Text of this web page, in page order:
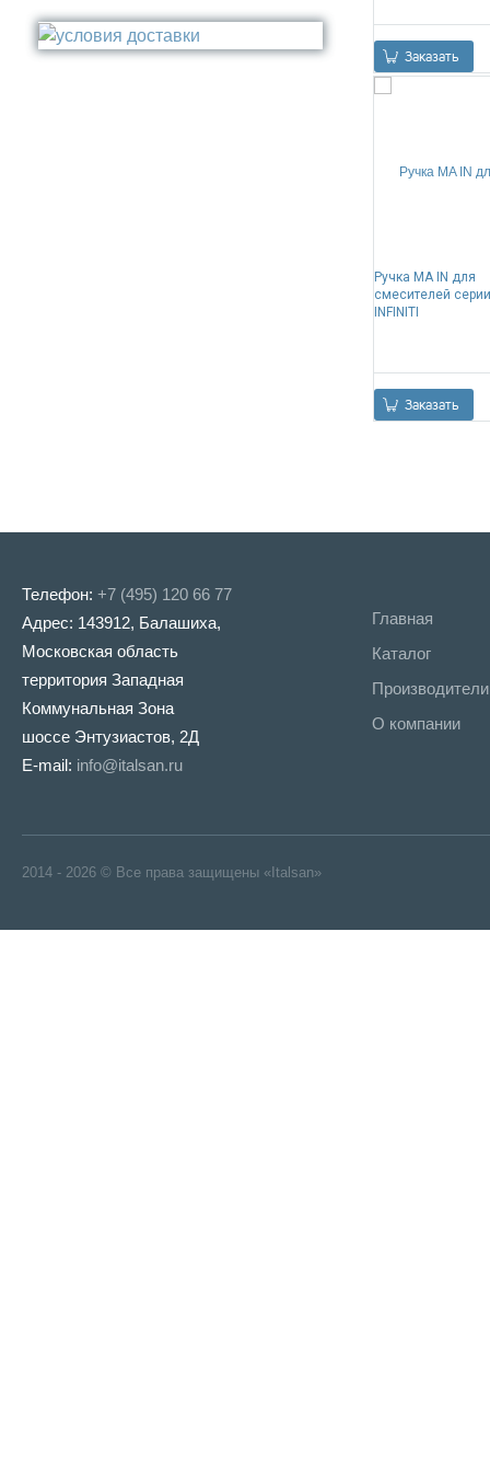
Стакан
Туалетный ёрш
Медь
Никель
Заказать
Ручка MA IN для
смесителей серии
INFINITI
Заказать
Телефон: +7 (495) 120 66 77
Адрес: 143912, Балашиха,
Московская область
территория Западная
Коммунальная Зона
шоссе Энтузиастов, 2Д
E-mail: info@italsan.ru
Главная
Каталог
Производители
О компании
2014 - 2026 © Все права защищены «Italsan»